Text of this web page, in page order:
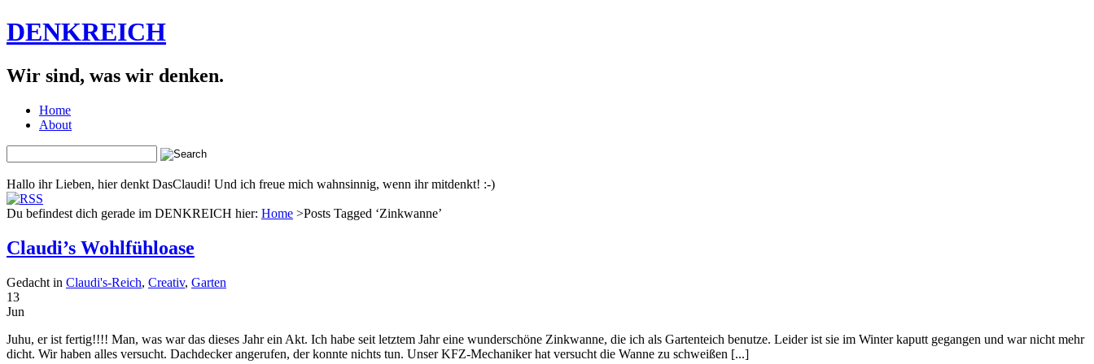
DENKREICH
Wir sind, was wir denken.
Home
About
Hallo ihr Lieben, hier denkt DasClaudi! Und ich freue mich wahnsinnig, wenn ihr mitdenkt! :-)
Du befindest dich gerade im DENKREICH hier: Home >Posts Tagged ‘Zinkwanne’
Claudi’s Wohlfühloase
Gedacht in Claudi's-Reich, Creativ, Garten
13
Jun
Juhu, er ist fertig!!!! Man, was war das dieses Jahr ein Akt. Ich habe seit letztem Jahr eine wunderschöne Zinkwanne, die ich als Gartenteich benutze. Leider ist sie im Winter kaputt gegangen und war nicht mehr
dicht. Wir haben alles versucht. Dachdecker angerufen, der konnte nichts tun. Unser KFZ-Mechaniker hat versucht die Wanne zu schweißen [...]